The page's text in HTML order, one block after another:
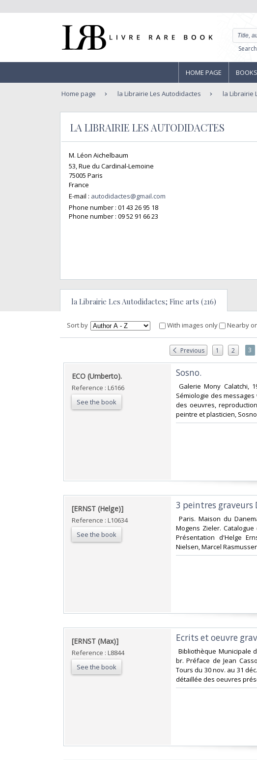
HOME PAGE
Home page la Librairie Les Autodidactes la Librairie
LA LIBRAIRIE LES AUTODIDACTES
M. Léon Aichelbaum
53, Rue du Cardinal-Lemoine
75005 Paris
France
E-mail : autodidactes@gmail.com
Phone number : 01 43 26 95 18
Phone number : 09 52 91 66 23
la Librairie Les Autodidactes; Fine arts (216)
Sort by With images only Nearby
Previous 1 2 3
‎ECO (Umberto).‎
Reference : L6166
See the book
‎Sosno.‎
Galerie Mony Calatchi,
Sémiologie des messages
des oeuvres,
peintre et plasticien,
‎[ERNST (Helge)]‎
Reference : L10634
See the book
‎3 peintres graveurs
Paris. Maison du
Mogens Zieler.
Présentation d'Helge
Nielsen, Marcel
‎[ERNST (Max)]‎
Reference : L8844
See the book
‎Ecrits et oeuvre
Bibliothèque Municipale
br. Préface de Jean
Tours du 30 nov. au 31
détaillée des oeuvres